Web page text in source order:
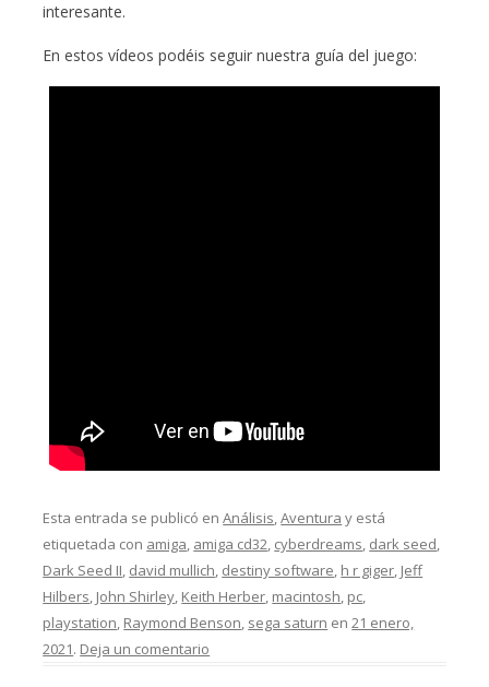
interesante.
En estos vídeos podéis seguir nuestra guía del juego:
Esta entrada se publicó enAnálisis,Aventura y está
etiquetada con amiga, amiga cd32, cyberdreams, dark seed,
Dark Seed II, david mullich, destiny software, h r giger, Jeff
Hilbers, John Shirley, Keith Herber, macintosh, pc,
playstation, Raymond Benson, sega saturn en21 enero,
2021. Deja un comentario